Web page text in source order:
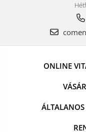
ONLINE
ÁLTALANOS